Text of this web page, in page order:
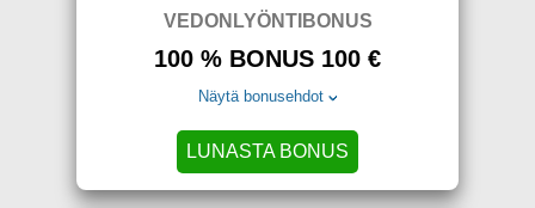
VEDONLYÖNTIBONUS
100 % BONUS 100 €
Näytä bonusehdot
LUNASTA BONUS